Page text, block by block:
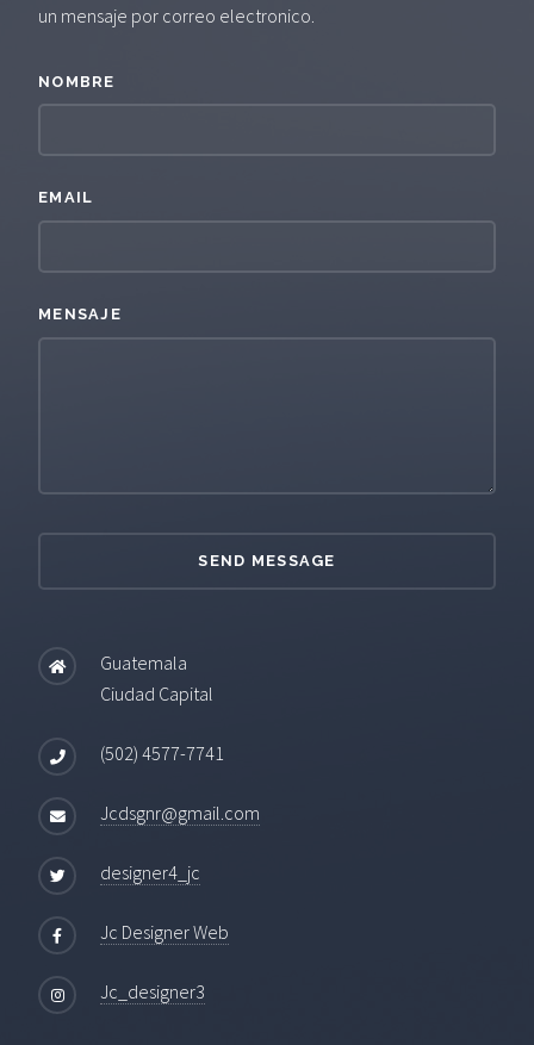
un mensaje por correo electronico.
NOMBRE
EMAIL
MENSAJE
Guatemala
Ciudad Capital
(502) 4577-7741
Jcdsgnr@gmail.com
designer4_jc
Jc Designer Web
Jc_designer3